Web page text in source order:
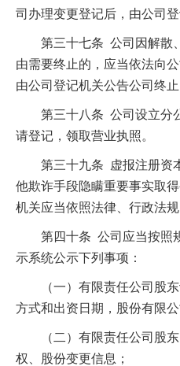
司办理变更登记后，由公司
第三十七条 公司因解散
由需要终止的，应当依法向
由公司登记机关公告公司终止
第三十八条 公司设立分公
请登记，领取营业执照。
第三十九条 虚报注册资
他欺诈手段隐瞒重要事实取
机关应当依照法律、行政法规
第四十条 公司应当按照规
示系统公示下列事项：
（一）有限责任公司股东
方式和出资日期，股份有限
（二）有限责任公司股东
权、股份变更信息；